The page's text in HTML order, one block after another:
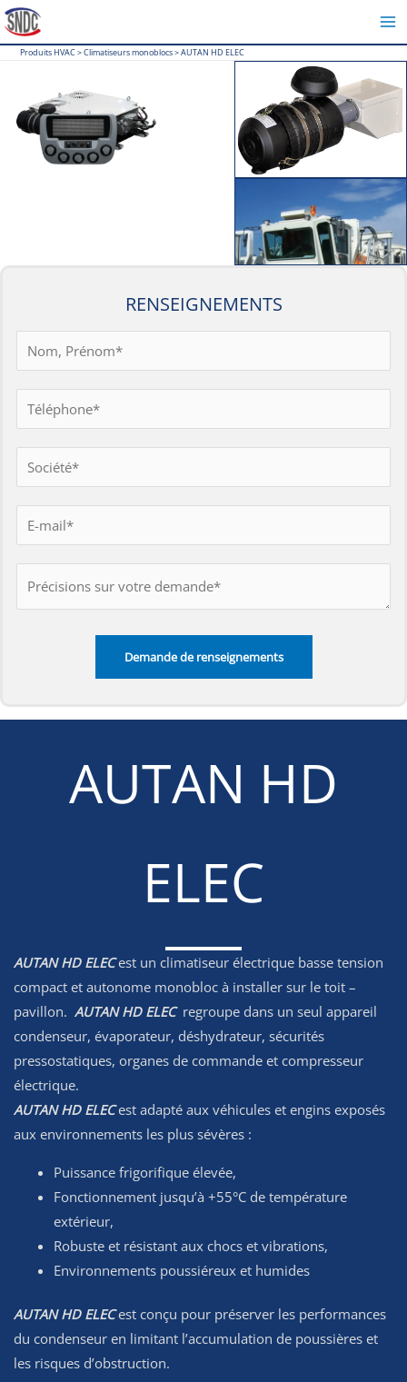
Aller
au
contenu
Produits HVAC>Climatiseurs monoblocs>AUTAN HD ELEC
AUTAN HD
ELEC
AUTAN HD ELECest un climatiseur électrique basse tension
compact et autonome monobloc à installer sur le toit –
pavillon. AUTAN HD ELECregroupe dans un seul appareil
condenseur, évaporateur, déshydrateur, sécurités
pressostatiques, organes de commande et compresseur
électrique.
AUTAN HD ELECest adapté aux véhicules et engins exposés
aux environnements les plus sévères :
Puissance frigorifique élevée,
Fonctionnement jusqu’à +55°C de température
extérieur,
Robuste et résistant aux chocs et vibrations,
Environnements poussiéreux et humides
AUTAN HD ELECest conçu pour préserver les performances
du condenseur en limitant l’accumulation de poussières et
les risques d’obstruction.
RENSEIGNEMENTS